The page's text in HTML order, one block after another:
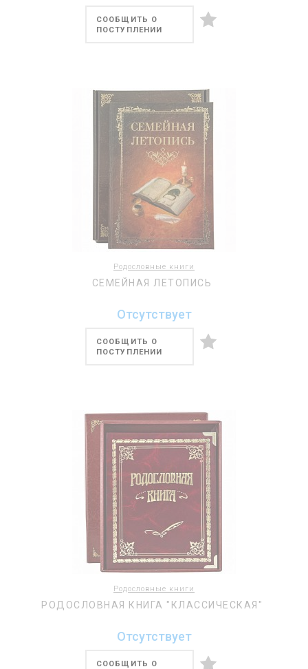
СООБЩИТЬ О
ПОСТУПЛЕНИИ
Родословные книги
СЕМЕЙНАЯ ЛЕТОПИСЬ
Отсутствует
СООБЩИТЬ О
ПОСТУПЛЕНИИ
Родословные книги
РОДОСЛОВНАЯ КНИГА "КЛАССИЧЕСКАЯ"
Отсутствует
СООБЩИТЬ О